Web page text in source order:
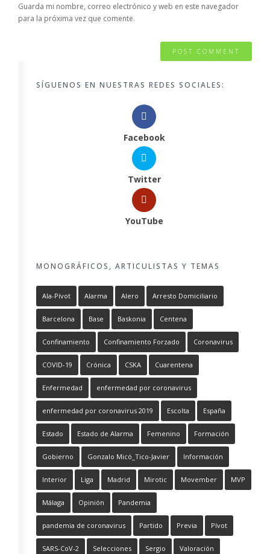
Guarda mi nombre, correo electrónico y web en este navegador
para la próxima vez que comente.
SÍGUENOS EN NUESTRAS REDES SOCIALES:
Facebook
Twitter
YouTube
MONOGRÁFICOS, ARTICULISTAS Y TEMAS
Ala-Pívot Alarma Alero Arresto Domiciliario
Barcelona Base Baskonia Centena
Confinamiento Confinamiento Forzado Coronavirus
COVID-19 Crónica CSKA Cuarentena
Enfermedad enfermedad por coronavirus
enfermedad por coronavirus 2019 Escolta España
Estado Estado de Alarma Femenino Formación
Gobierno Gonzalo Micó_Tico-Javier Información
Interior Liga Madrid Mirotic Movember MVP
Málaga Opinión Pandemia
pandemia de coronavirus Partido Previa Pívot
SARS-CoV-2 Selecciones Sergio Valoración